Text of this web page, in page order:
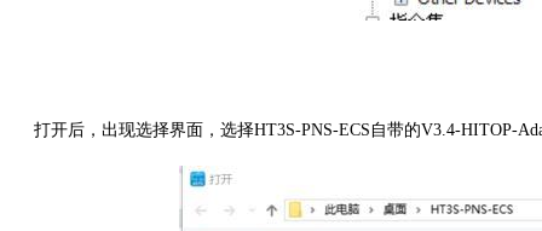
打开后，出现选择界面，选择HT3S-PNS-ECS自带的V3.4-HITOP-Ad